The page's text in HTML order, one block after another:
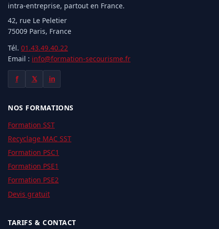
intra-entreprise, partout en France.
42, rue Le Peletier
75009 Paris, France
Tél. 01.43.49.40.22
Email : info@formation-secourisme.fr
f 𝕏 in
NOS FORMATIONS
Formation SST
Recyclage MAC SST
Formation PSC1
Formation PSE1
Formation PSE2
Devis gratuit
TARIFS & CONTACT